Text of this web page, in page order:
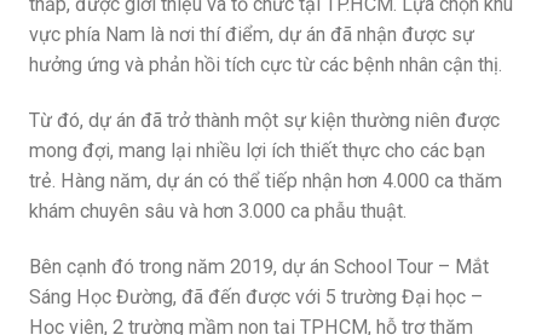
vực phía Nam là nơi thí điểm, dự án đã nhận được sự
hưởng ứng và phản hồi tích cực từ các bệnh nhân cận thị.
Từ đó, dự án đã trở thành một sự kiện thường niên được
mong đợi, mang lại nhiều lợi ích thiết thực cho các bạn
trẻ. Hàng năm, dự án có thể tiếp nhận hơn 4.000 ca thăm
khám chuyên sâu và hơn 3.000 ca phẫu thuật.
Bên cạnh đó trong năm 2019, dự án School Tour – Mắt
Sáng Học Đường, đã đến được với 5 trường Đại học –
Học viện, 2 trường mầm non tại TPHCM, hỗ trợ thăm